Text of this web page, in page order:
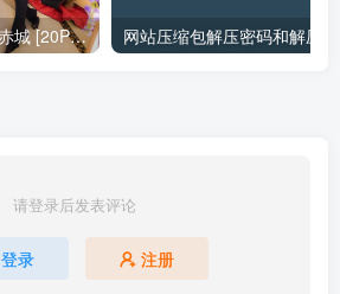
KaYa萱 – 碧蓝航线-赤城 [20P_128MB] 网站压缩包解压密码和解压
请登录后发表评论
登录 注册